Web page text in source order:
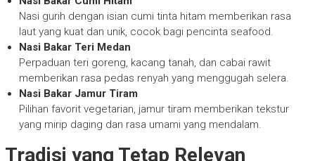
Nasi gurih dengan isian cumi tinta hitam memberikan rasa
laut yang kuat dan unik, cocok bagi pencinta seafood.
Nasi Bakar Teri Medan
Perpaduan teri goreng, kacang tanah, dan cabai rawit
memberikan rasa pedas renyah yang menggugah selera.
Nasi Bakar Jamur Tiram
Pilihan favorit vegetarian, jamur tiram memberikan tekstur
yang mirip daging dan rasa umami yang mendalam.
Tradisi yang Tetap Relevan